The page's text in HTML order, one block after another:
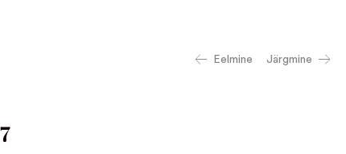
Eelmine Järgmine